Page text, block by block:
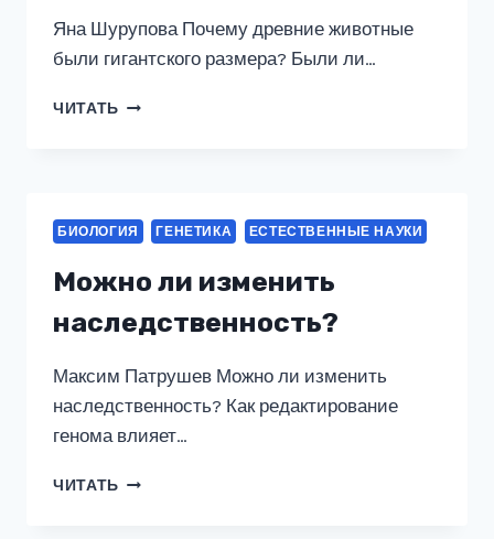
Яна Шурупова Почему древние животные
были гигантского размера? Были ли…
ЧИТАТЬ ПОЧЕМУ
РАЗМЕРА?
БИОЛОГИЯ ГЕНЕТИКА ЕСТЕСТВЕННЫЕ НАУКИ
Можно ли изменить
наследственность?
Максим Патрушев Можно ли изменить
наследственность? Как редактирование
генома влияет…
ЧИТАТЬ МОЖНО